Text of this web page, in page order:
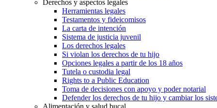
Derechos y aspectos legales
Herramientas legales
Testamentos y fideicomisos
La carta de intención
Sistema de justicia juvenil
Los derechos legales
Si violan los derechos de tu hijo
Opciones legales a partir de los 18 años
Tutela o custodia legal
Rights to a Public Education
Toma de decisiones con apoyo y poder notarial
Defender los derechos de tu hijo y cambiar los
Alimentación y salud bucal